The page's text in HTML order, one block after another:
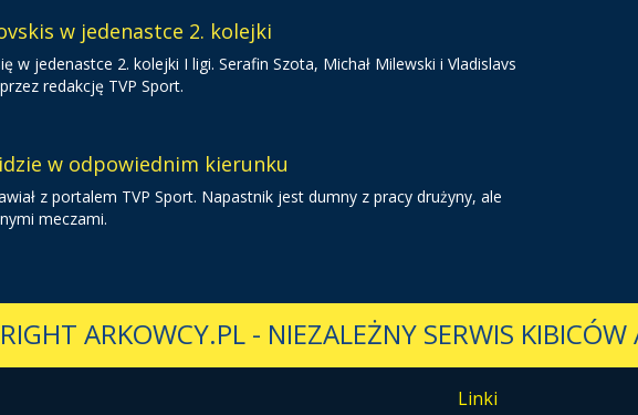
w jedenastce 2. kolejki
w jedenastce 2. kolejki I ligi. Serafin Szota, Michał Milewski i Vladislavs
redakcję TVP Sport.
w odpowiednim kierunku
z portalem TVP Sport. Napastnik jest dumny z pracy drużyny, ale
meczami.
ARKOWCY.PL - NIEZALEŻNY SERWIS
Linki